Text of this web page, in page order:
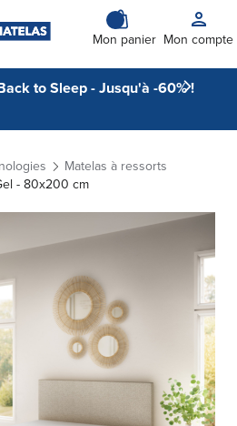
Mon panier Mon compte
to Sleep - Jusqu'à -60% !
Matelas à ressorts
- 80x200 cm